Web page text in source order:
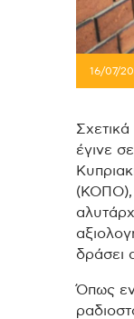
16/07/
έγινε
(ΚΟΠΟ),
δράσει
Όπως